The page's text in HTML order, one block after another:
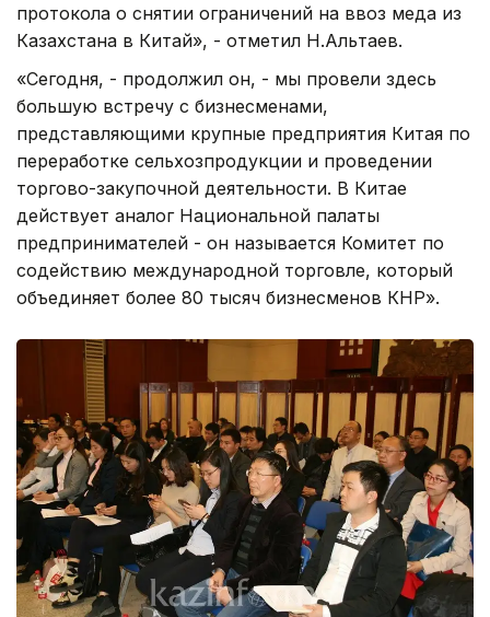
протокола о снятии ограничений на ввоз меда из
Казахстана в Китай», - отметил Н.Альтаев.
«Сегодня, - продолжил он, - мы провели здесь
большую встречу с бизнесменами,
представляющими крупные предприятия Китая по
переработке сельхозпродукции и проведении
торгово-закупочной деятельности. В Китае
действует аналог Национальной палаты
предпринимателей - он называется Комитет по
содействию международной торговле, который
объединяет более 80 тысяч бизнесменов КНР».